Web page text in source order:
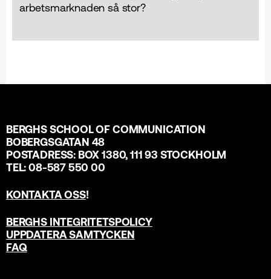
arbetsmarknaden så stor?
BERGHS SCHOOL OF COMMUNICATION
BOBERGSGATAN 48
POSTADRESS: BOX 1380, 111 93 STOCKHOLM
TEL: 08-587 550 00
KONTAKTA OSS!
BERGHS INTEGRITETSPOLICY
UPPDATERA SAMTYCKEN
FAQ